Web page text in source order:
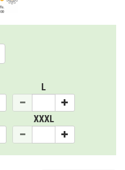
L
XXXL